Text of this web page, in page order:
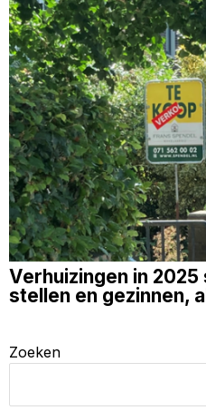
Verhuizingen in
stellen en gezinnen,
Zoeken